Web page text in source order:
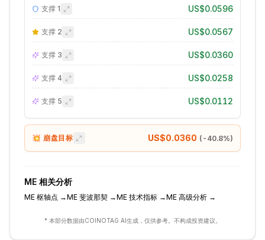
支撑 1 US$0.0596
支撑 2 US$0.0567
支撑 3 US$0.0360
支撑 4 US$0.0258
支撑 5 US$0.0112
💥 崩盘目标 US$0.0360 ( -40.8%)
ME 相关分析
ME 枢轴点 →ME 斐波那契 →ME 技术指标 →ME 高级分析 →
* 本部分数据由COINOTAG AI生成，仅供参考。不构成投资建议。